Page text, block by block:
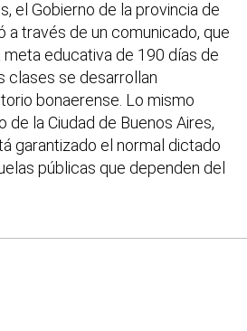
el Gobierno de la provincia de
a través de un comunicado, que
meta educativa de 190 días de
clases se desarrollan
bonaerense. Lo mismo
de la Ciudad de Buenos Aires,
garantizado el normal dictado
públicas que dependen del